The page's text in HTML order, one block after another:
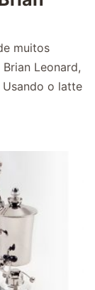
muitos
Leonard,
o latte